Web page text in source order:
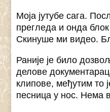
Моја јутубе сага.
прегледа и онда
Скинуше ми видео.
Раније је било
делове
клипове, међутим то
песница у нос. Нема